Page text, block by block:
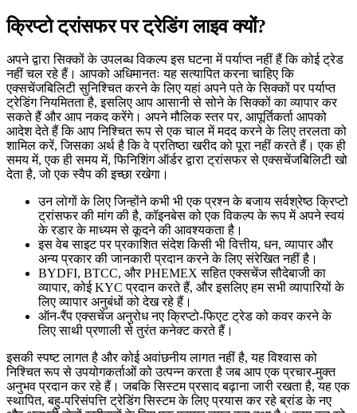
क्रिप्टो ट्रांसफर पर ट्रेडिंग लाइव क्यों?
अपने द्वारा सिक्कों के उपलब्ध विकल्प इस घटना में पर्याप्त नहीं हैं कि कोई ट्रेड
नहीं चल रहे हैं। आपको अधिमानतः यह सत्यापित करना चाहिए कि
एक्सचेंजबिलिटी सुनिश्चित करने के लिए यहां अपने पते के सिक्कों पर पर्याप्त
ट्रेडिंग नियमितता है, इसलिए आप आसानी से सोने के सिक्कों का व्यापार कर
सकते हैं और आप नकद करेंगे। अपने मौलिक स्तर पर, आपूर्तिकर्ता आपको
आदेश देते हैं कि आप निश्चित रूप से एक चाल में मदद करने के लिए तरलता को
शामिल करें, जिसका अर्थ है कि वे प्रतिष्ठा खरीद को पूरा नहीं करते हैं। एक ही
समय में, एक ही समय में, फिनिशिंग ऑर्डर द्वारा ट्रांसफर से एक्सचेंजबिलिटी खो
देता है, जो एक स्वैप की इच्छा रखेगा।
उन लोगों के लिए जिन्होंने कभी भी एक प्रश्न के बजाय सर्वश्रेष्ठ क्रिप्टो
ट्रांसफर की मांग की है, कॉइनबेस को एक विकल्प के रूप में अपने स्वयं
के रडार के माध्यम से कूदने की आवश्यकता है।
इस वेब साइट पर प्रकाशित संदेश किसी भी वित्तीय, धन, व्यापार और
अन्य प्रकार की जानकारी प्रदान करने के लिए संरेखित नहीं है।
BYDFI, BTCC, और PHEMEX सहित एक्सचेंज सौदेबाजी का
व्यापार, कोई KYC प्रदान करते हैं, और इसलिए हम सभी व्यापारियों के
लिए व्यापार अनुबंधों को देख रहे हैं।
ऑन-रैंप एक्सचेंज अनुरोध नए क्रिप्टो-फिएट ट्रेड को कवर करने के
लिए साथी प्रणाली से तुरंत कनेक्ट करते हैं।
इसकी स्पष्ट लागत है और कोई अवांछनीय लागत नहीं है, यह विश्वास को
निश्चित रूप से उपयोगकर्ताओं को उत्पन्न करता है जब आप एक प्रचार-मुक्त
अनुभव प्रदान कर रहे हैं। जबकि सिस्टम प्रसाद बढ़ाना जारी रखता है, यह एक
स्थापित, बहु-परिसंपत्ति ट्रेडिंग सिस्टम के लिए प्रयास कर रहे ब्रांड के नए